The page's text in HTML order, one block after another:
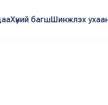
Хүний багшШинжлэх